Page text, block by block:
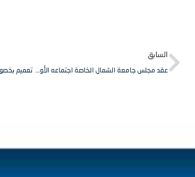
عقد مجلس جامعة الشمال الخاصة اجتماعه الأول بحضور السادة عمداء الكليات ومدراء المعاهد.